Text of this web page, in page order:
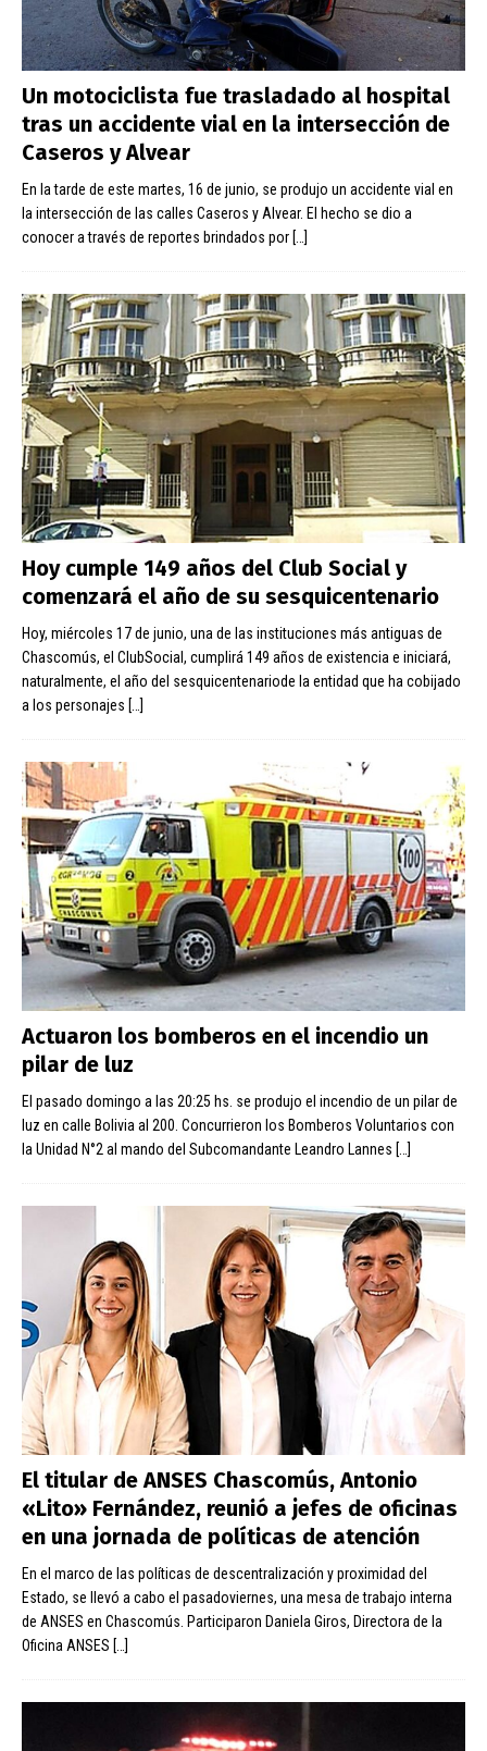
Un motociclista fue trasladado al hospital
tras un accidente vial en la intersección de
Caseros y Alvear
En la tarde de este martes, 16 de junio, se produjo un accidente vial en
la intersección de las calles Caseros y Alvear. El hecho se dio a
conocer a través de reportes brindados por […]
Hoy cumple 149 años del Club Social y
comenzará el año de su sesquicentenario
Hoy, miércoles 17 de junio, una de las instituciones más antiguas de
Chascomús, el ClubSocial, cumplirá 149 años de existencia e iniciará,
naturalmente, el año del sesquicentenariode la entidad que ha cobijado
a los personajes […]
Actuaron los bomberos en el incendio un
pilar de luz
El pasado domingo a las 20:25 hs. se produjo el incendio de un pilar de
luz en calle Bolivia al 200. Concurrieron los Bomberos Voluntarios con
la Unidad N°2 al mando del Subcomandante Leandro Lannes […]
El titular de ANSES Chascomús, Antonio
«Lito» Fernández, reunió a jefes de oficinas
en una jornada de políticas de atención
En el marco de las políticas de descentralización y proximidad del
Estado, se llevó a cabo el pasadoviernes, una mesa de trabajo interna
de ANSES en Chascomús. Participaron Daniela Giros, Directora de la
Oficina ANSES […]